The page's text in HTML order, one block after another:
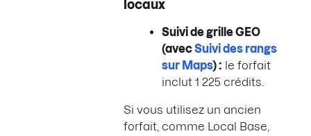
locaux
Suivi de grille GEO
(avecSuivi des rangs
sur Maps) : le forfait
inclut 1 225 crédits.
Si vous utilisez un ancien
forfait, comme Local Base,